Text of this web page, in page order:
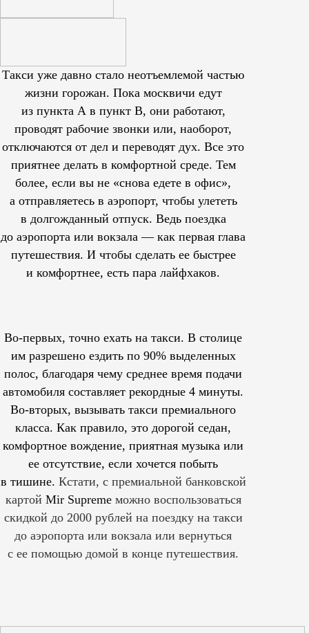
Такси уже давно стало неотъемлемой частью
жизни горожан. Пока москвичи едут
из пункта А в пункт В, они работают,
проводят рабочие звонки или, наоборот,
отключаются от дел и переводят дух. Все это
приятнее делать в комфортной среде. Тем
более, если вы не «снова едете в офис»,
а отправляетесь в аэропорт, чтобы улететь
в долгожданный отпуск. Ведь поездка
до аэропорта или вокзала — как первая глава
путешествия. И чтобы сделать ее быстрее
и комфортнее, есть пара лайфхаков.
Во-первых, точно ехать на такси. В столице
им разрешеноездить по 90% выделенных
полос, благодаря чему среднее время подачи
автомобиля составляет рекордные 4 минуты.
Во-вторых, вызывать такси премиального
класса. Как правило, это дорогой седан,
комфортное вождение, приятная музыка или
ее отсутствие, если хочется побыть
в тишине. Кстати, с премиальной банковской
картой Mir Supreme можно воспользоваться
скидкой до 2000 рублей на поездку на такси
до аэропорта или вокзала или вернуться
с ее помощью домой в конце путешествия.